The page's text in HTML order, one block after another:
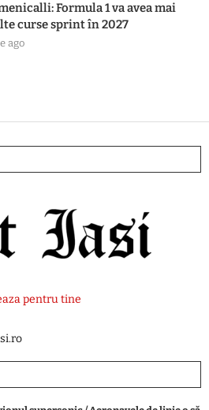
Formula 1 va avea mai
curse sprint în 2027
ago
pentru tine